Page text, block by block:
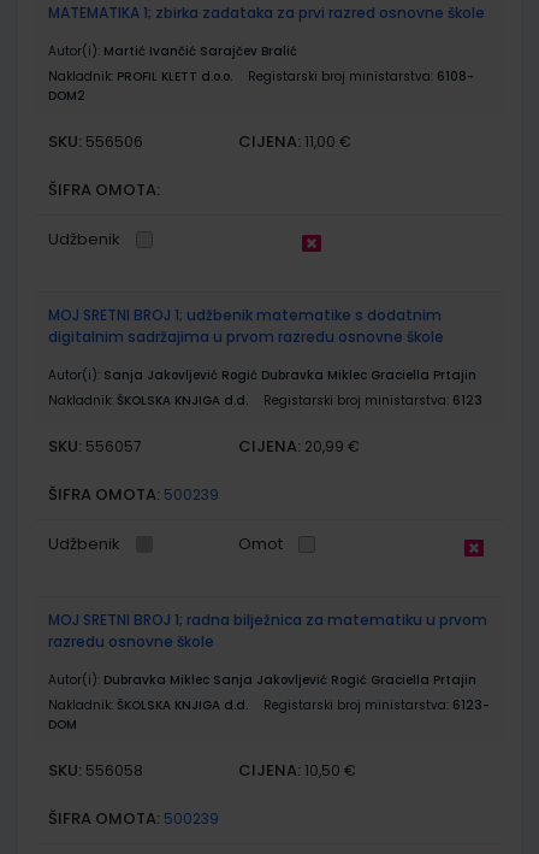
MATEMATIKA 1; zbirka zadataka za prvi razred osnovne škole
Autor(i): Martić Ivančić Sarajčev Bralić
Nakladnik: PROFIL KLETT d.o.o. Registarski broj ministarstva: 6108-
DOM2
SKU: 556506 CIJENA: 11,00 €
ŠIFRA OMOTA:
Udžbenik
MOJ SRETNI BROJ 1; udžbenik matematike s dodatnim
digitalnim sadržajima u prvom razredu osnovne škole
Autor(i): Sanja Jakovljević Rogić Dubravka Miklec Graciella Prtajin
Nakladnik: ŠKOLSKA KNJIGA d.d. Registarski broj ministarstva: 6123
SKU: 556057 CIJENA: 20,99 €
ŠIFRA OMOTA: 500239
Udžbenik Omot
MOJ SRETNI BROJ 1; radna bilježnica za matematiku u prvom
razredu osnovne škole
Autor(i): Dubravka Miklec Sanja Jakovljević Rogić Graciella Prtajin
Nakladnik: ŠKOLSKA KNJIGA d.d. Registarski broj ministarstva: 6123-
DOM
SKU: 556058 CIJENA: 10,50 €
ŠIFRA OMOTA: 500239